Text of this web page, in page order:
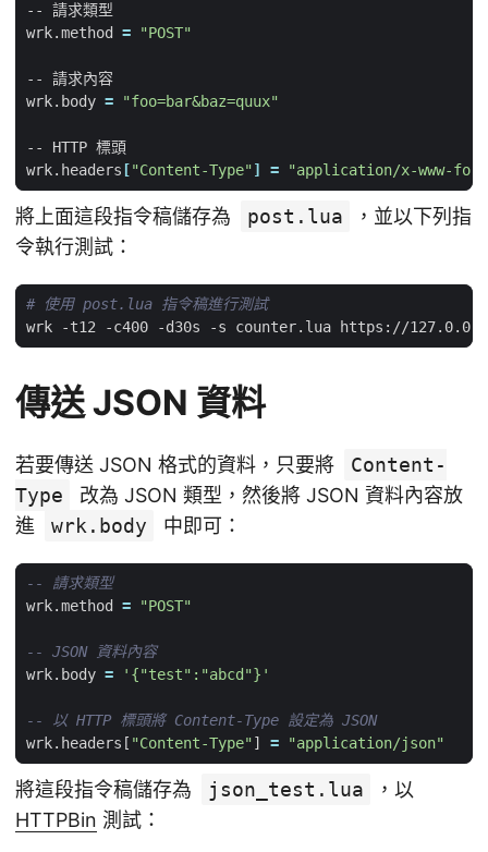
wrk.method = "POST"
wrk.body = "foo=bar&baz=quux"
wrk.headers ["Content-Type"] = "application/x-www-
將上面這段指令稿儲存為 post.lua
，並以下列指
令執行測試：
# 使用 post.lua 指令稿進行測試
傳送 JSON 資料
若要傳送 JSON 格式的資料，只要將
Content-
Type
改為 JSON 類型，然後將 JSON 資料內容放
進
wrk.body 中即可：
-- 請求類型
wrk.method
= "POST"
-- JSON 資料內容
wrk.body = '{"test":"abcd"}'
-- 以 HTTP 標頭將 Content-Type 設定為 JSON
wrk.headers [ "Content-Type"] = "application/json"
將這段指令稿儲存為 json_test.lua
，以
HTTPBin 測試：